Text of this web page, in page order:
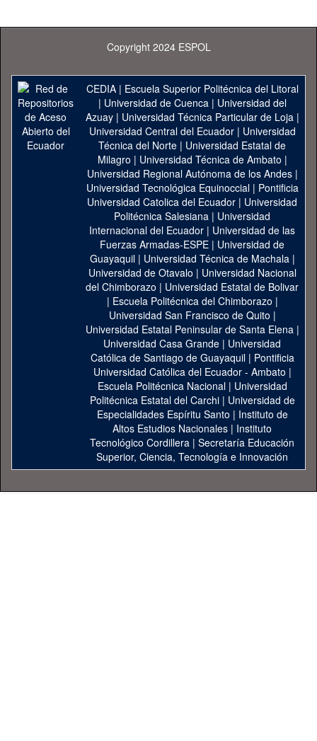
Copyright 2024 ESPOL
CEDIA| Escuela Superior Politécnica del Litoral
| Universidad de Cuenca| Universidad del
Azuay| Universidad Técnica Particular de Loja|
Universidad Central del Ecuador| Universidad
Técnica del Norte | Universidad Estatal de
Milagro | Universidad Técnica de Ambato |
Universidad Regional Autónoma de los Andes|
Universidad Tecnológica Equinoccial| Pontificia
Universidad Catolica del Ecuador | Universidad
Politécnica Salesiana | Universidad
Internacional del Ecuador | Universidad de las
Fuerzas Armadas-ESPE | Universidad de
Guayaquil| Universidad Técnica de Machala|
Universidad de Otavalo | Universidad Nacional
del Chimborazo | Universidad Estatal de Bolivar
| Escuela Politécnica del Chimborazo |
Universidad San Francisco de Quito |
Universidad Estatal Peninsular de Santa Elena|
Universidad Casa Grande | Universidad
Católica de Santiago de Guayaquil| Pontificia
Universidad Católica del Ecuador - Ambato |
Escuela Politécnica Nacional| Universidad
Politécnica Estatal del Carchi| Universidad de
Especialidades Espíritu Santo | Instituto de
Altos Estudios Nacionales | Instituto
Tecnológico Cordillera | Secretaría Educación
Superior, Ciencia, Tecnología e Innovación